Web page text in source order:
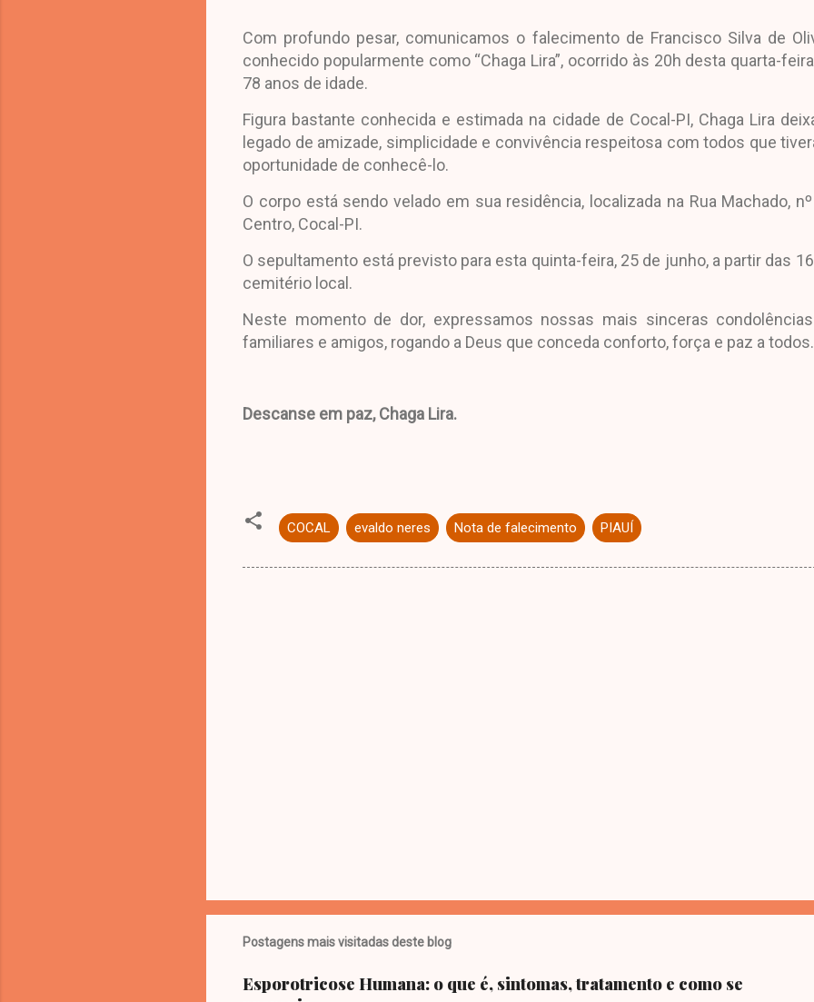
Com profundo pesar, comunicamos o falecimento de Francisco Silva de
conhecido popularmente como “Chaga Lira”, ocorrido às 20h desta quarta-
78 anos de idade.
Figura bastante conhecida e estimada na cidade de Cocal-PI, Chaga Lira
legado de amizade, simplicidade e convivência respeitosa com todos que
oportunidade de conhecê-lo.
O corpo está sendo velado em sua residência, localizada na Rua Machado,
Centro, Cocal-PI.
O sepultamento está previsto para esta quinta-feira, 25 de junho, a partir das
cemitério local.
Neste momento de dor, expressamos nossas mais sinceras
familiares e amigos, rogando a Deus que conceda conforto, força e paz a todos.
Descanse em paz, Chaga Lira.
COCAL evaldo neres Nota de falecimento PIAUÍ
Postagens mais visitadas deste blog
Esporotricose Humana: o que é, sintomas, tratamento e como se